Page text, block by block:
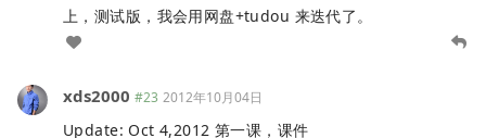
上，测试版，我会用网盘+tudou 来迭代了。
xds2000 #23 2012年10月04日
Update: Oct 4,2012 第一课，课件